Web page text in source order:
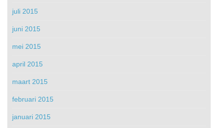
juli 2015
juni 2015
mei 2015
april 2015
maart 2015
februari 2015
januari 2015